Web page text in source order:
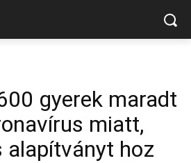
gyerek maradt
miatt,
alapítványt hoz